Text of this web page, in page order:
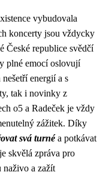
vybudovala
koncerty jsou vždycky
České republice svědčí
plné emocí oslovují
energií a s
tak i novinky z
o5 a Radeček je vždy
zážitek. Díky
svá turnéa potkávat
skvělá zpráva pro
naživo a zažít